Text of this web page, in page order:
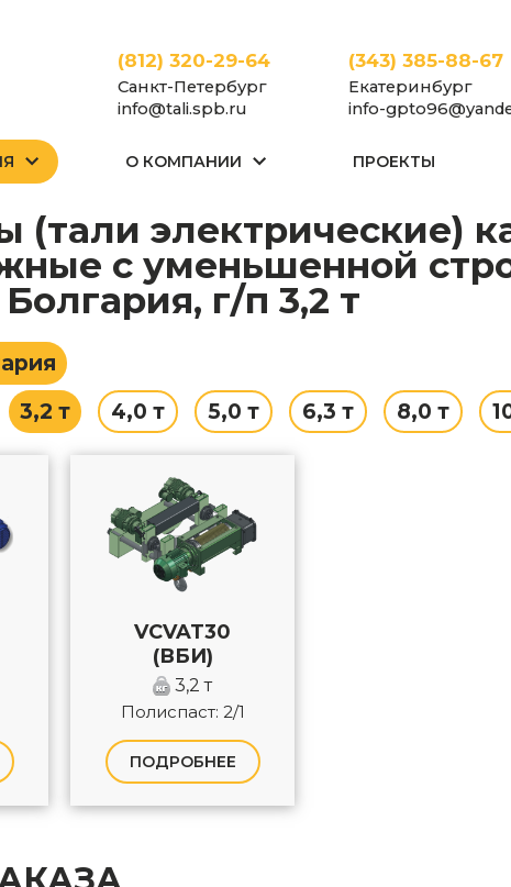
(812) 320-29-64
Санкт-Петербург
info@tali.spb.ru
(343) 385-88-67
Екатеринбург
info-
О КОМПАНИИ ПРОЕКТЫ
(тельферы)
с уменьшенной
г/п 3,2 т
3,2 т 4,0 т 5,0 т 6,3 т 8,0 т
VCVAT30
(ВБИ)
3,2 т
Полиспаст: 2/1
ПОДРОБНЕЕ